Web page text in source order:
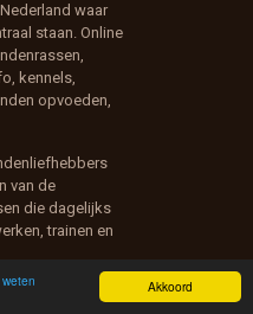
Akkoord
waar
staan. Online
kennels,
opvoeden,
van de
die dagelijks
trainen en
plaats geworden